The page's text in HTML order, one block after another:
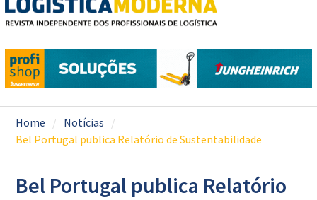
Home
Notícias
Bel Portugal publica Relatório de Sustentabilidade
Bel Portugal publica Relatório